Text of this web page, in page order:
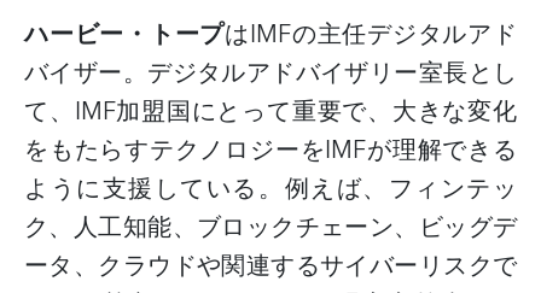
ハービー・トープはIMFの主任デジタルアド
バイザー。デジタルアドバイザリー室長とし
て、 IMF加盟国にとって重要で、大きな変化
をもたらすテクノロジーをIMFが理解できる
ように支援している。例えば、フィンテッ
ク、人工知能、ブロックチェーン、ビッグデ
ータ、クラウドや関連するサイバーリスクで